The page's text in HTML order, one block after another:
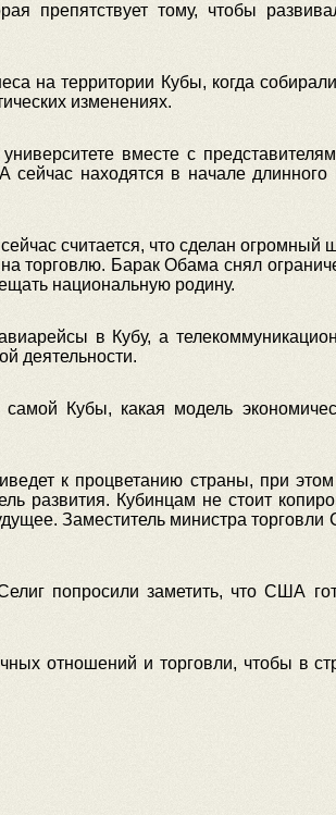
препятствует тому, чтобы
на территории Кубы, когда
изменениях.
вместе с
находятся в начале длинного
считается, что сделан огромный
торговлю. Барак Обама снял
национальную родину.
в Кубу, а
деятельности.
Кубы, какая модель
к процветанию страны, при
развития. Кубинцам не стоит
Заместитель министра
попросили заметить, что США
отношений и торговли, чтобы в